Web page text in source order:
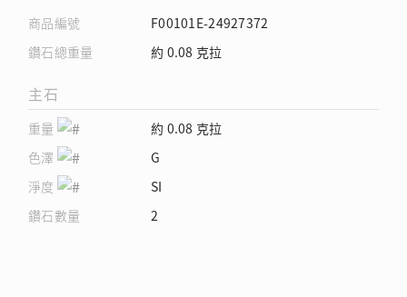
商品編號
F00101E-24927372
鑽石總重量
約 0.08 克拉
主石
重量
約 0.08 克拉
色澤
G
淨度
SI
鑽石數量
2